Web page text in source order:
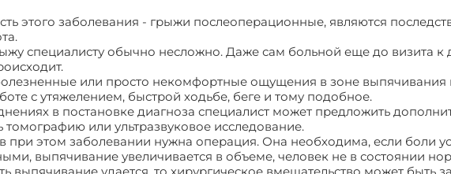
этого заболевания - грыжи послеоперационные, являются
специалисту обычно несложно. Даже сам больной еще до визита к
или просто некомфортные ощущения в зоне выпячивания
с утяжелением, быстрой ходьбе, беге и тому подобное.
в постановке диагноза специалист может предложить
томографию или ультразвуковое исследование.
при этом заболевании нужна операция. Она необходима, если боли
выпячивание увеличивается в объеме, человек не в состоянии